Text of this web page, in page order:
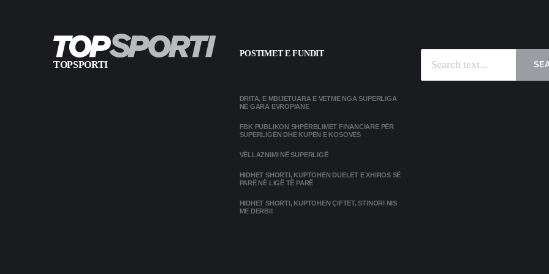
TOPSPORTI
POSTIMET E FUNDIT
DRITA, E MBIJETUARA E VETME NGA SUPERLIGA
NË GARA EVROPIANE
FBK PUBLIKON SHPËRBLIMET FINANCIARE PËR
SUPERLIGËN DHE KUPËN E KOSOVËS
VËLLAZNIMI NË SUPERLIGË
HIDHET SHORTI, KUPTOHEN DUELET E XHIROS SË
PARË NË LIGË TË PARË
HIDHET SHORTI, KUPTOHEN ÇIFTET, STINORI NIS
ME DERBI!